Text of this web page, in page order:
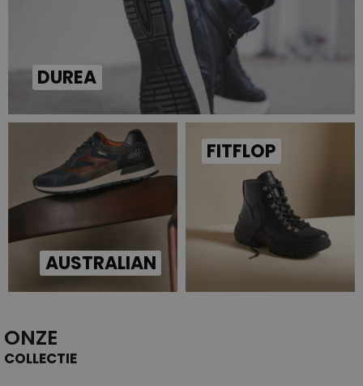
DUREA
AUSTRALIAN
FITFLOP
ONZE
COLLECTIE